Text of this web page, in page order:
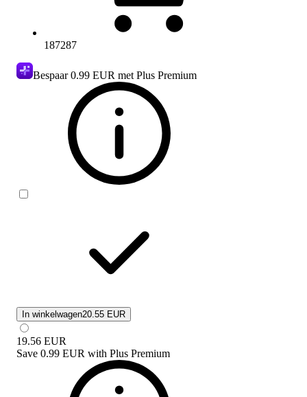
187287
Bespaar0.99 EUR met Plus Premium
In winkelwagen20.55 EUR
19.56 EUR
Save 0.99 EUR with Plus Premium